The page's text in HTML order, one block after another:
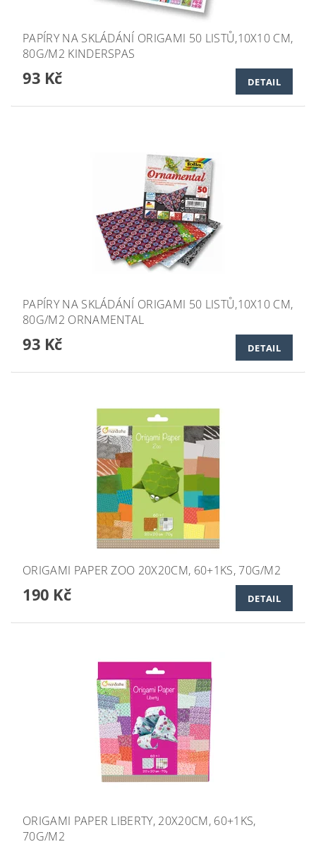
PAPÍRY NA SKLÁDÁNÍ ORIGAMI 50 LISTŮ,10X10 CM,
80G/M2 KINDERSPAS
93 Kč DETAIL
PAPÍRY NA SKLÁDÁNÍ ORIGAMI 50 LISTŮ,10X10 CM,
80G/M2 ORNAMENTAL
93 Kč DETAIL
ORIGAMI PAPER ZOO 20X20CM, 60+1KS, 70G/M2
190 Kč DETAIL
ORIGAMI PAPER LIBERTY, 20X20CM, 60+1KS,
70G/M2